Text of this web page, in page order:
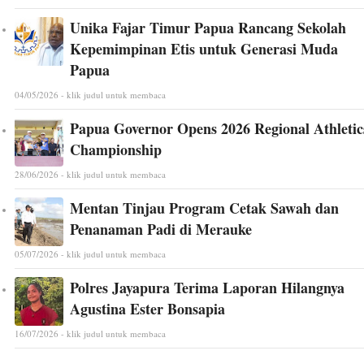
Unika Fajar Timur Papua Rancang Sekolah
Kepemimpinan Etis untuk Generasi Muda
Papua
04/05/2026 - klik judul untuk membaca
Papua Governor Opens 2026 Regional
Championship
28/06/2026 - klik judul untuk membaca
Mentan Tinjau Program Cetak Sawah dan
Penanaman Padi di Merauke
05/07/2026 - klik judul untuk membaca
Polres Jayapura Terima Laporan Hilangnya
Agustina Ester Bonsapia
16/07/2026 - klik judul untuk membaca